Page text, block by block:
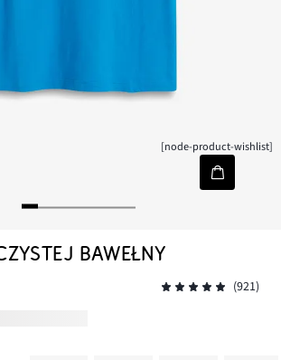
[node-product-wishlist]
BAWEŁNY
(921)